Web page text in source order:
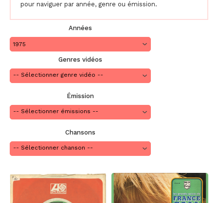
pour naviguer par année, genre ou émission.
Années
1975
Genres vidéos
Émission
Chansons